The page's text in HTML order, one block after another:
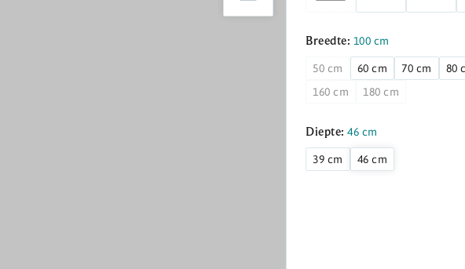
Breedte: 100 cm
50 cm 60 cm 70 cm 80
160 cm
180 cm
Diepte: 46 cm
39 cm 46 cm